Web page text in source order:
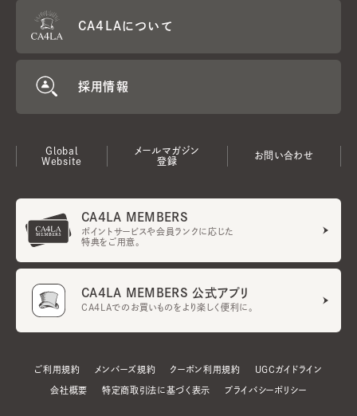
CA4LAについて
採用情報
Global
Website
メールマガジン
登録
お問い合わせ
CA4LA MEMBERS
ポイントサービスや会員ランクに応じた
特典をご用意。
CA4LA MEMBERS 公式アプリ
CA4LAでのお買いものをより楽しく便利に。
ご利用規約 メンバーズ規約 クーポン利用規約 UGCガイドライン
会社概要 特定商取引法に基づく表示 プライバシーポリシー